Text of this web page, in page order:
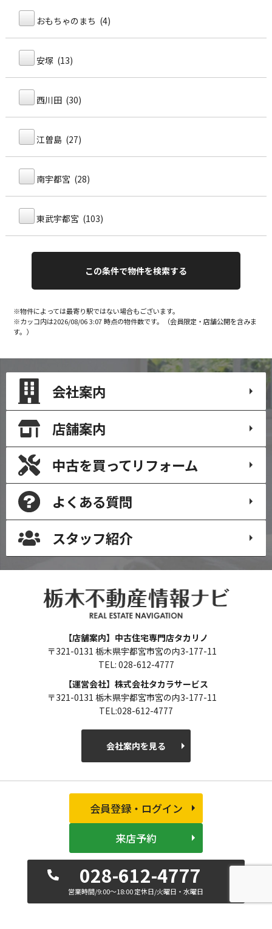
おもちゃのまち (4)
安塚 (13)
西川田 (30)
江曽島 (27)
南宇都宮 (28)
東武宇都宮 (103)
※物件によっては最寄り駅ではない場合もございます。
※カッコ内は2026/08/06 3:07 時点の物件数です。（会員限定・店舗公開を含みま
す。）
会社案内
店舗案内
中古を買ってリフォーム
よくある質問
スタッフ紹介
【店舗案内】中古住宅専門店タカリノ
〒321-0131 栃木県宇都宮市宮の内3-177-11
TEL: 028-612-4777
【運営会社】株式会社タカラサービス
〒321-0131 栃木県宇都宮市宮の内3-177-11
TEL:028-612-4777
会社案内を見る
会員登録・ログイン
来店予約
028-612-4777
営業時間/9:00～18:00 定休日/火曜日・水曜日